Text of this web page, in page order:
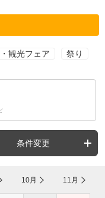
観光フェア 祭り
条件変更
10月 11月